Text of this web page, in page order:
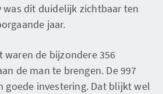
was dit duidelijk zichtbaar ten
jaar.
waren de bijzondere 356
de man te brengen. De 997
goede investering. Dat blijkt wel